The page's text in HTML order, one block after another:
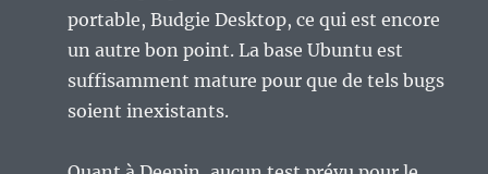
portable, Budgie Desktop, ce qui est encore
un autre bon point. La base Ubuntu est
suffisamment mature pour que de tels bugs
soient inexistants.